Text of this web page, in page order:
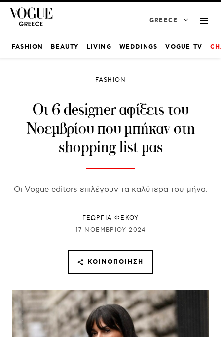
GREECE
FASHION BEAUTY LIVING WEDDINGS VOGUE TV
FASHION
Oι 6 designer αφίξεις του
Νοεμβρίου που μπήκαν στη
shopping list μας
Οι Vogue editors επιλέγουν τα καλύτερα του μήνα.
ΓΕΩΡΓΙΑ ΦΕΚΟΥ
17 ΝΟΕΜΒΡΊΟΥ 2024
ΚΟΙΝΟΠΟΊΗΣΗ